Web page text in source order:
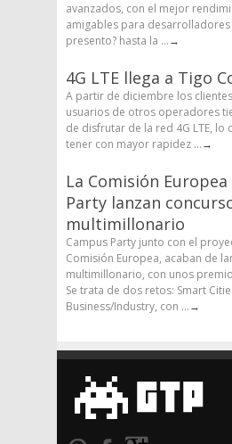
avanzados, con el mejor
amigables para
presento? hasta la ...→
4G LTE llega a Tigo
A partir de diciembre los
usuarios de otros operadores
de disfrutar de la red 4G LTE, lo
tener con mayor rapidez ...→
La Comisión
Party lanzan
multimillonario
Campus Party junto con el
Comisión Europea, acaban de
multimillonario, con unos
Se trata de dos retos: Smart
Business/Industry, con ...→